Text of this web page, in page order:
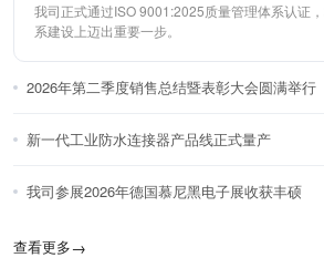
我司正式通过ISO 9001:2025质量管理体系认证
系建设上迈出重要一步。
2026年第二季度销售总结暨表彰大会圆满举行
新一代工业防水连接器产品线正式量产
我司参展2026年德国慕尼黑电子展收获丰硕
查看更多→